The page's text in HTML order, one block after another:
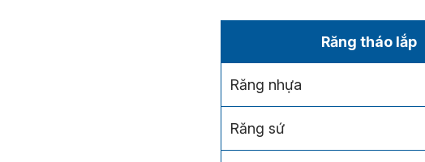
Răng tháo lắp
Răng nhựa
Răng sứ